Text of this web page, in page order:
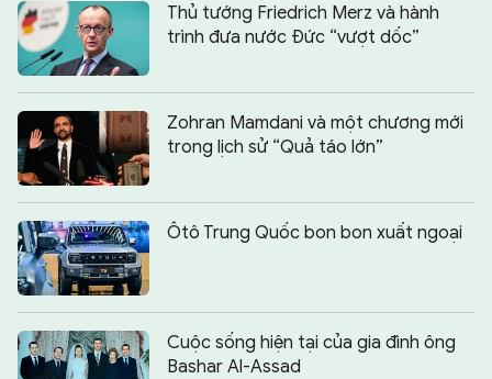
Thủ tướng Friedrich Merz và hành
trình đưa nước Đức “vượt dốc”
Zohran Mamdani và một chương mới
trong lịch sử “Quả táo lớn”
Ôtô Trung Quốc bon bon xuất ngoại
Cuộc sống hiện tại của gia đình ông
Bashar Al-Assad